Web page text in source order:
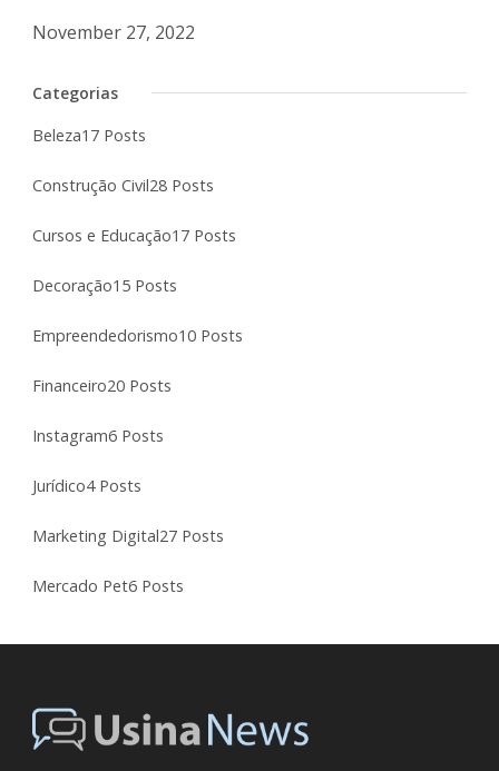
November 27, 2022
Categorias
Beleza17 Posts
Construção Civil28 Posts
Cursos e Educação17 Posts
Decoração15 Posts
Empreendedorismo10 Posts
Financeiro20 Posts
Instagram6 Posts
Jurídico4 Posts
Marketing Digital27 Posts
Mercado Pet6 Posts